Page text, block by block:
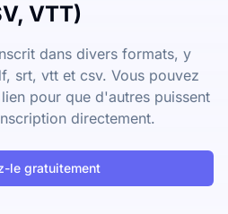
VTT)
dans divers formats, y
srt, vtt et csv. Vous pouvez
pour que d'autres puissent
directement.
le gratuitement